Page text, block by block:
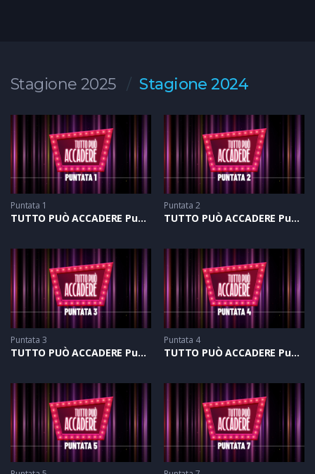
Stagione 2025 Stagione 2024
Puntata 1
TUTTO PUÒ ACCADERE Puntata 1
Puntata 2
TUTTO PUÒ ACCADERE Puntata 2
Puntata 3
TUTTO PUÒ ACCADERE Puntata 3
Puntata 4
TUTTO PUÒ ACCADERE Puntata 4